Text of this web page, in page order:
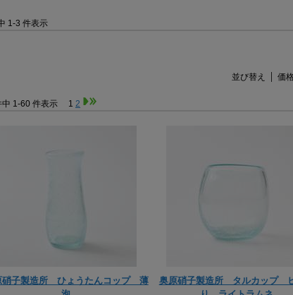
1-3 件表示
並び替え 価
中 1-60 件表示 1 2
硝子製造所 ひょうたんコップ 薄
奥原硝子製造所 タルカップ